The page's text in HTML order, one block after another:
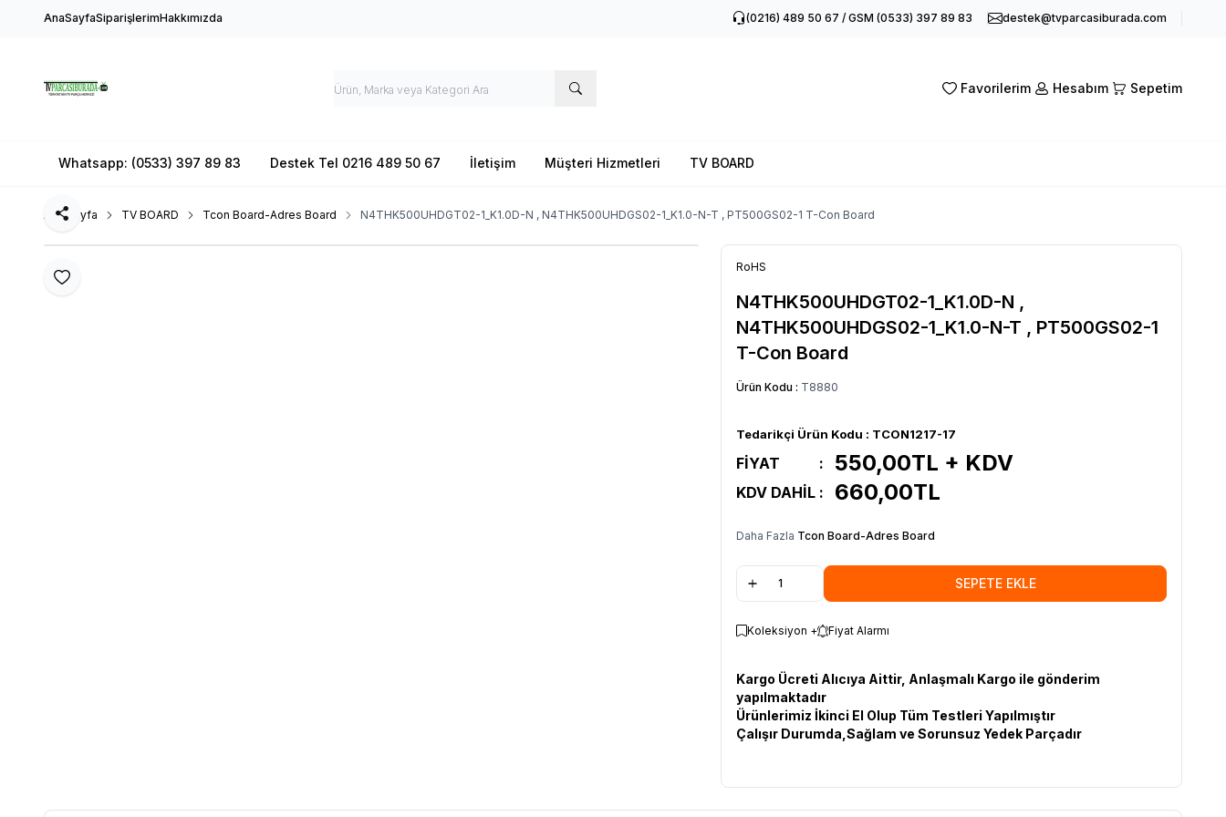
AnaSayfaSiparişlerimHakkımızda (0216) 489 50 67 / GSM (0533) 397 89 83 destek@tvparcasiburada.com
Favorilerim Hesabım Sepetim
Whatsapp: (0533) 397 89 83 Destek Tel 0216 489 50 67 İletişim Müşteri Hizmetleri TV BOARD
Ana Sayfa TV BOARD Tcon Board-Adres Board N4THK500UHDGT02-1_K1.0D-N , N4THK500UHDGS02-1_K1.0-N-T , PT500GS02-1 T-Con Board
Favoriye Ekle
Paylaş
RoHS
N4THK500UHDGT02-1_K1.0D-N ,
N4THK500UHDGS02-1_K1.0-N-T , PT500GS02-1
T-Con Board
Ürün Kodu : T8880
Tedarikçi Ürün Kodu : TCON1217-17
FİYAT : 550,00TL + KDV
KDV DAHİL : 660,00TL
Daha Fazla Tcon Board-Adres Board
SEPETE EKLE
Koleksiyon + Fiyat Alarmı
Kargo Ücreti Alıcıya Aittir, Anlaşmalı Kargo ile gönderim
yapılmaktadır
Ürünlerimiz İkinci El Olup Tüm Testleri Yapılmıştır
Çalışır Durumda,Sağlam ve Sorunsuz Yedek Parçadır